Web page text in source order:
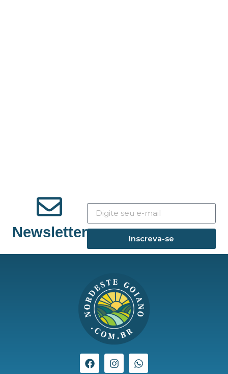
Newsletter Inscreva-se